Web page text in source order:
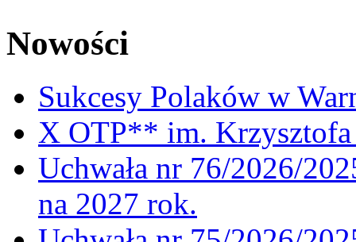
Nowości
Sukcesy Polaków w
X OTP** im. Krzysztofa
Uchwała nr 76/2026/
na 2027 rok.